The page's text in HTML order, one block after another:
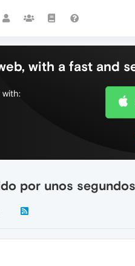
with a fast and
por unos segundos